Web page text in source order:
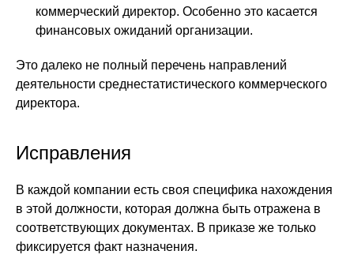
коммерческий директор. Особенно это касается
финансовых ожиданий организации.
Это далеко не полный перечень направлений
деятельности среднестатистического коммерческого
директора.
Исправления
В каждой компании есть своя специфика нахождения
в этой должности, которая должна быть отражена в
соответствующих документах. В приказе же только
фиксируется факт назначения.